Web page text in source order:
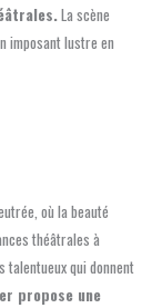
La scène
imposant lustre en
où la beauté
théâtrales à
talentueux qui donnent
propose une